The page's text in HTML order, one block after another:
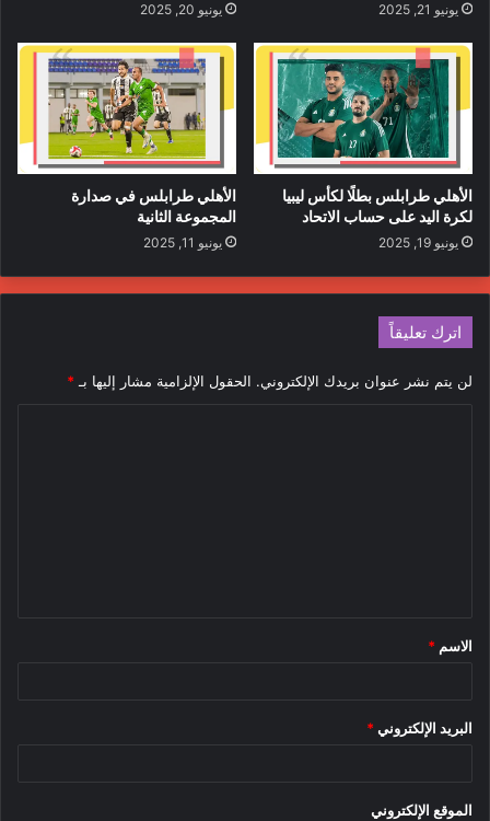
يونيو 21, 2025 يونيو 20, 2025
الأهلي طرابلس بطلًا لكأس ليبيا
لكرة اليد على حساب الاتحاد
يونيو 19, 2025
الأهلي طرابلس في صدارة
المجموعة الثانية
يونيو 11, 2025
اترك تعليقاً
لن يتم نشر عنوان بريدك الإلكتروني. الحقول الإلزامية مشار إليها بـ *
*
الاسم *
البريد الإلكتروني *
الموقع الإلكتروني